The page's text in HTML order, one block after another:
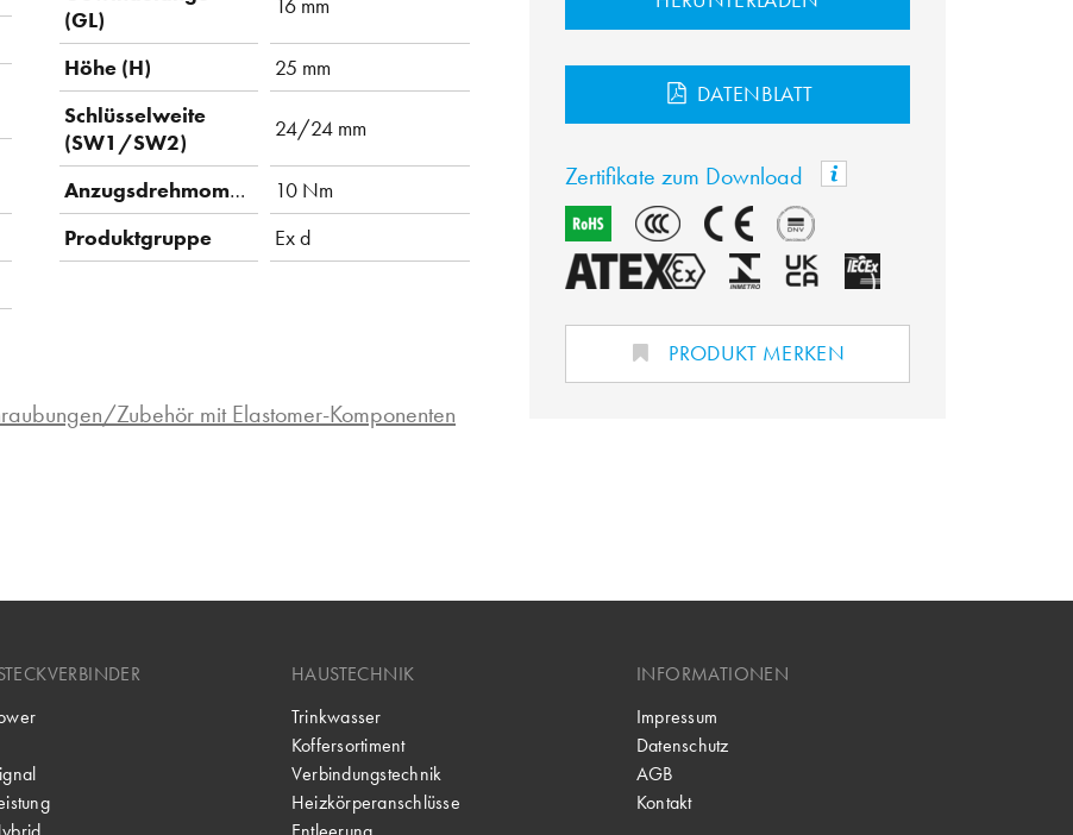
(GL)
16 mm
Höhe (H)
25 mm
Schlüsselweite
(SW1/SW2)
24/24 mm
Anzugsdrehmoment
10 Nm
Produktgruppe
Ex d
Zubehör mit Elastomer-Komponenten
DATENBLATT
Zertifikate zum Download
PRODUKT MERKEN
HAUSTECHNIK
Trinkwasser
Koffersortiment
Verbindungstechnik
Heizkörperanschlüsse
INFORMATIONEN
Impressum
Datenschutz
AGB
Kontakt